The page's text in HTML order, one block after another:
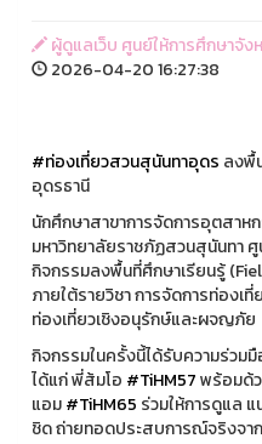
ผู้ดูแลเว็บ ศูนย์ให้การศึกษาจัง
2026-04-20 16:27:38
#ท่องเที่ยวสวนสุนันทาอุดร ลงพื้
อุดรธานี
นักศึกษาสาขาการจัดการอุตสาห
มหาวิทยาลัยราชภัฏสวนสุนันทา
กิจกรรมลงพื้นที่ศึกษาเรียนรู้
ภายใต้รายวิชา การจัดการท่องเ
ท่องเที่ยวเชิงอนุรักษ์และผจญภัย
กิจกรรมในครั้งนี้ได้รับความร่วม
ได้แก่ พี่ส้มโอ #TiHM57พร้อมด้
แอม#TiHM65 ร่วมให้การดูแล
ชิด ถ่ายทอดประสบการณ์จริงจา